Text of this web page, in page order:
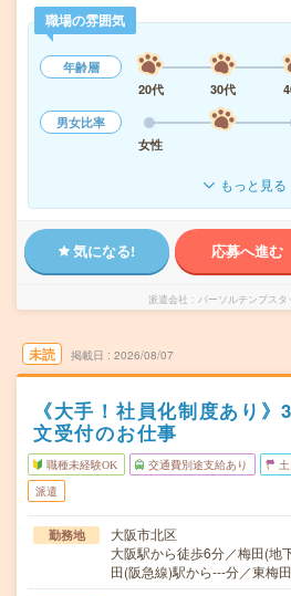
職場の雰囲気
年齢層
20代
30代
男女比率
女性
もっと見る
気になる! 応募へ進む
派遣会社 パーソルテンプスタ
未読 掲載日 2026/08/07
《大手！社員化制度あり
文受付のお仕事
職種未経験OK 交通費別途支給あり
派遣
勤務地
大阪市北区
大阪駅から徒歩6分／梅田(地
田(阪急線)駅から---分／東梅